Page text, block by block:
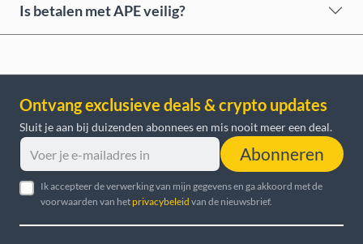
Is betalen met APE veilig?
Ontvang exclusieve deals & crypto updates
Sluit je aan bij duizenden abonnees en mis nooit meer een deal.
Abonneren
Ik accepteer de verwerking van mijn gegevens en ga akkoord met de
voorwaarden van hetprivacybeleid van de nieuwsbrief.